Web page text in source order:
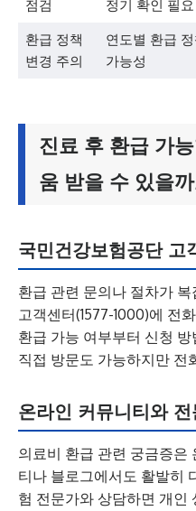
점검 정기 확인 필요
환급 정책
변경 주의
연도별 환급
가능성
진료 후 환급 가
움 받을 수 있을
국민건강보험공단 고
환급 관련 문의나 절차가
고객센터(1577-1000)에 전
환급 가능 여부부터 신청
직접 방문도 가능하지만 전
온라인 커뮤니티와
의료비 환급 관련 궁금증은
티나 블로그에서도 활발히
험 전문가와 상담하면 개인